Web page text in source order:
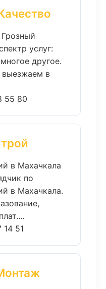
услуг:
другое.
выезжаем в
55 80
в Махачкала
по
в Махачкала.
14 51